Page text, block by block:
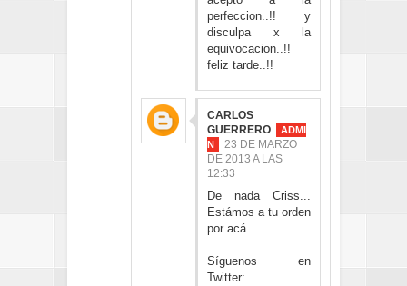
perfeccion..!! y
disculpa x la
equivocacion..!!
feliz tarde..!!
CARLOS
GUERRERO
23 DE MARZO
DE 2013 A LAS
12:33
De nada Criss...
Estámos a tu orden
por acá.
Síguenos en
Twitter: